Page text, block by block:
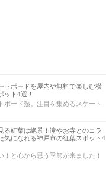
トボードを屋内や無料で楽しむ横
ット4選！
ボード熱。注目を集めるスケート
る紅葉は絶景！滝やお寺とのコラ
気になれる神戸市の紅葉スポット4
！と心から思う季節が来ました！